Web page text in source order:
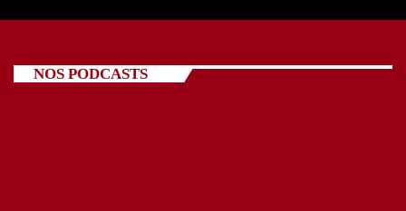
NOS PODCASTS